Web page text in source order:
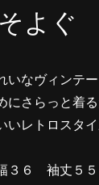
よぐ
いなヴィンテー
にさらっと着る
いレトロスタ
６ 袖丈５